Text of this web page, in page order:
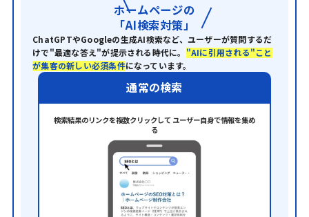
ホームページの
「AI検索対策」
ChatGPTやGoogleの生成AI検索など、ユーザーが質問するだ
けで"最適な答え"が提示される時代に。 "AIに引用される"こと
が集客の新しい必須条件になっています。
通常の検索
検索結果のリンクを複数クリックして ユーザー自身で情報を集め
る